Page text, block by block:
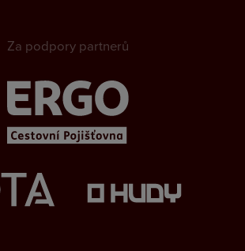
Za podpory partnerů